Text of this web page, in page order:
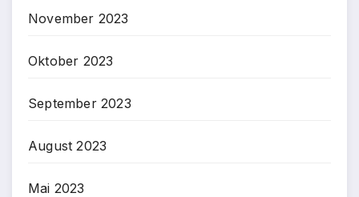
November 2023
Oktober 2023
September 2023
August 2023
Mai 2023